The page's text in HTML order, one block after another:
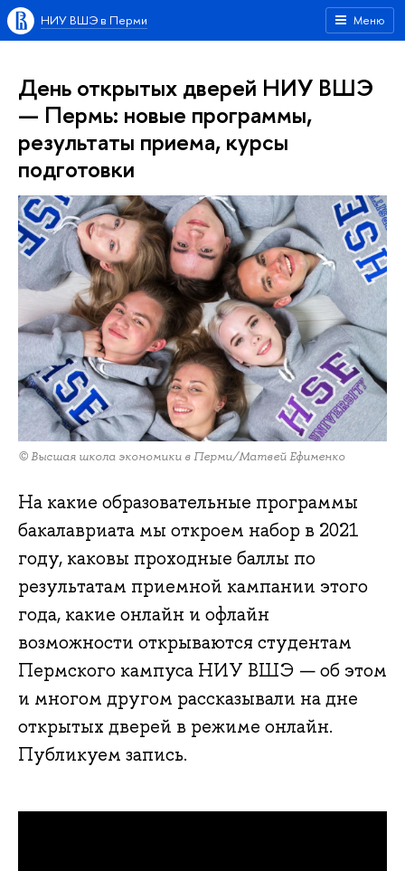
Меню
НИУ ВШЭ в Перми
День открытых дверей НИУ ВШЭ
— Пермь: новые программы,
результаты приема, курсы
подготовки
© Высшая школа экономики в Перми/Матвей Ефименко
На какие образовательные программы
бакалавриата мы откроем набор в 2021
году, каковы проходные баллы по
результатам приемной кампании этого
года, какие онлайн и офлайн
возможности открываются студентам
Пермского кампуса НИУ ВШЭ — об этом
и многом другом рассказывали на дне
открытых дверей в режиме онлайн.
Публикуем запись.